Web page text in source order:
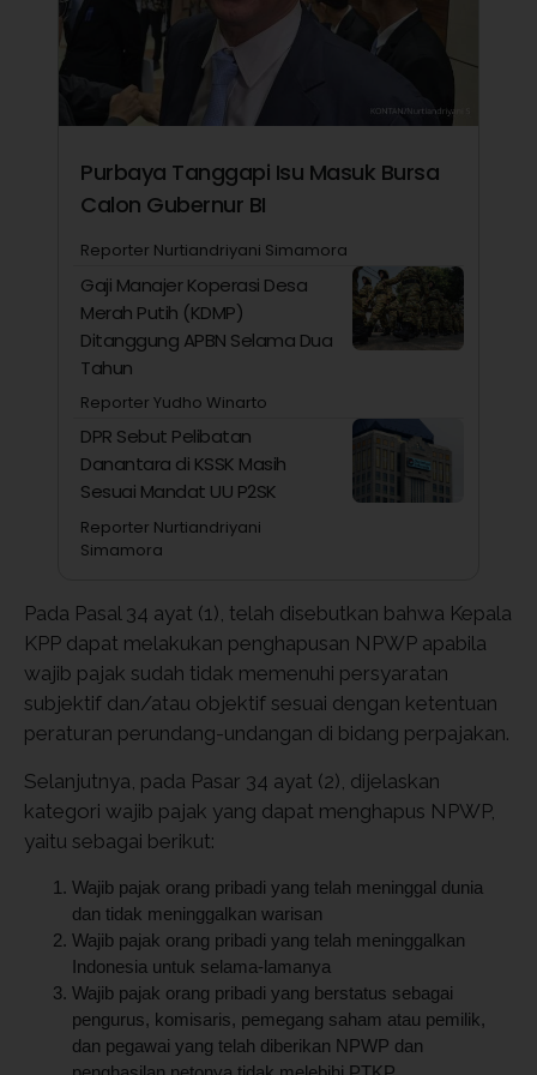
Purbaya Tanggapi Isu Masuk Bursa
Calon Gubernur BI
Reporter Nurtiandriyani Simamora
Gaji Manajer Koperasi Desa
Merah Putih (KDMP)
Ditanggung APBN Selama Dua
Tahun
Reporter Yudho Winarto
DPR Sebut Pelibatan
Danantara di KSSK Masih
Sesuai Mandat UU P2SK
Reporter Nurtiandriyani
Simamora
Pada Pasal 34 ayat (1), telah disebutkan bahwa Kepala
KPP dapat melakukan penghapusan NPWP apabila
wajib pajak sudah tidak memenuhi persyaratan
subjektif dan/atau objektif sesuai dengan ketentuan
peraturan perundang-undangan di bidang perpajakan.
Selanjutnya, pada Pasar 34 ayat (2), dijelaskan
kategori wajib pajak yang dapat menghapus NPWP,
yaitu sebagai berikut:
Wajib pajak orang pribadi yang telah meninggal dunia
dan tidak meninggalkan warisan
Wajib pajak orang pribadi yang telah meninggalkan
Indonesia untuk selama-lamanya
Wajib pajak orang pribadi yang berstatus sebagai
pengurus, komisaris, pemegang saham atau pemilik,
dan pegawai yang telah diberikan NPWP dan